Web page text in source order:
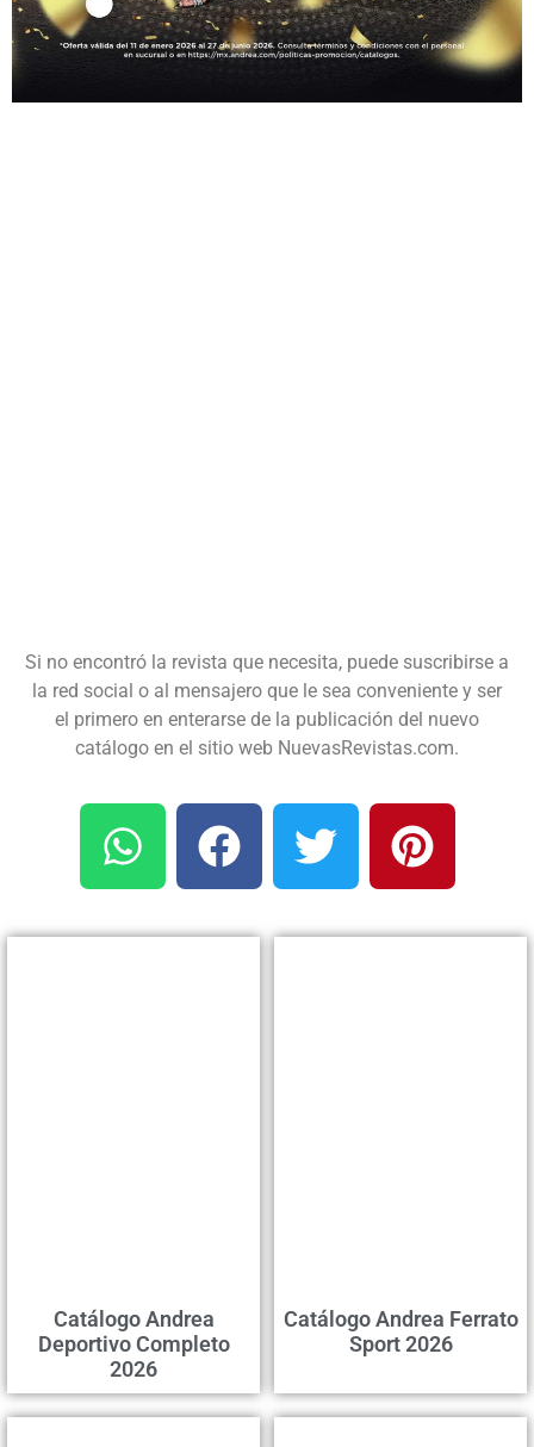
Si no encontró la revista que necesita, puede suscribirse a
la red social o al mensajero que le sea conveniente y ser
el primero en enterarse de la publicación del nuevo
catálogo en el sitio web NuevasRevistas.com.
Catálogo Andrea
Deportivo Completo
2026
Catálogo Andrea Ferrato
Sport 2026